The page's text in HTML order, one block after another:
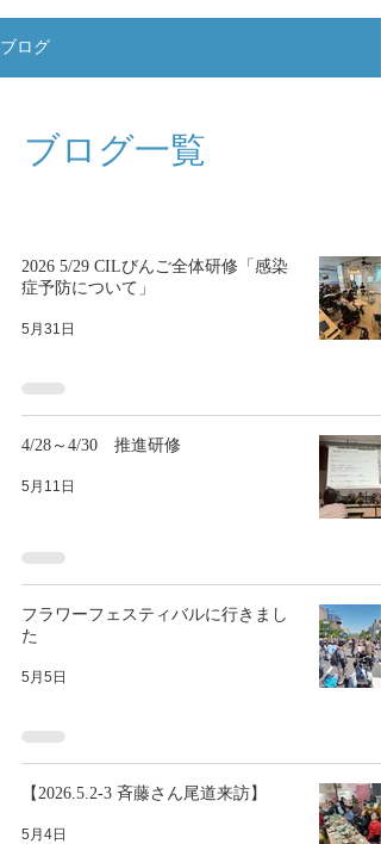
ブログ
ブログ一覧
2026 5/29 CILびんご全体研修「感染
症予防について」
5月31日
4/28～4/30 推進研修
5月11日
フラワーフェスティバルに行きまし
た
5月5日
【2026.5.2-3 斉藤さん尾道来訪】
5月4日